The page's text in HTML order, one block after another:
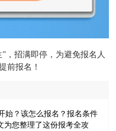
，招满即停，为避免报名人
前报名！
始？该怎么报名？报名条件
为您整理了这份报考全攻